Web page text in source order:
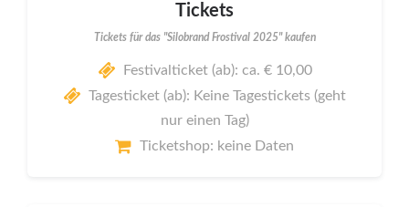
Tickets
Tickets für das "Silobrand Frostival 2025" kaufen
Festivalticket (ab): ca. € 10,00
Tagesticket (ab): Keine Tagestickets (geht
nur einen Tag)
Ticketshop: keine Daten